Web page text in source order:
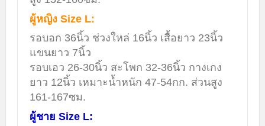
ผู้หญิง Size L:
รอบอก 36นิ้ว ช่วงใหล่ 16นิ้ว เสื้อยาว 23นิ้ว
แขนยาว 7นิ้ว
รอบเอว 26-30นิ้ว สะโพก 32-36นิ้ว กางเกง
ยาว 12นิ้ว เหมาะน้ำหนัก 47-54กก. ส่วนสูง
161-167ซม.
ผู้ชาย Size L: